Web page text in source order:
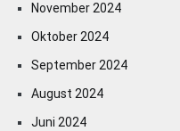
November 2024
Oktober 2024
September 2024
August 2024
Juni 2024